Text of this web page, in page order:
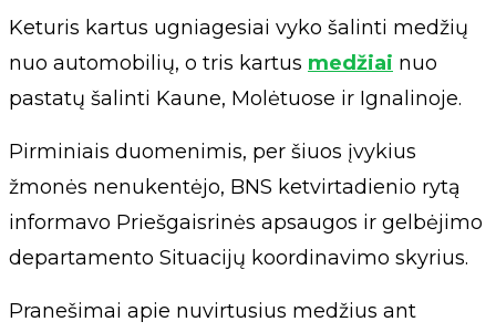
Keturis kartus ugniagesiai vyko šalinti medžių
nuo automobilių, o tris kartus medžiai nuo
pastatų šalinti Kaune, Molėtuose ir Ignalinoje.
Pirminiais duomenimis, per šiuos įvykius
žmonės nenukentėjo, BNS ketvirtadienio rytą
informavo Priešgaisrinės apsaugos ir gelbėjimo
departamento Situacijų koordinavimo skyrius.
Pranešimai apie nuvirtusius medžius ant